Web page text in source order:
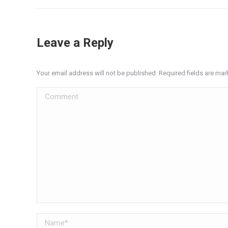
Leave a Reply
Your email address will not be published. Required fields are
Comment
Name *